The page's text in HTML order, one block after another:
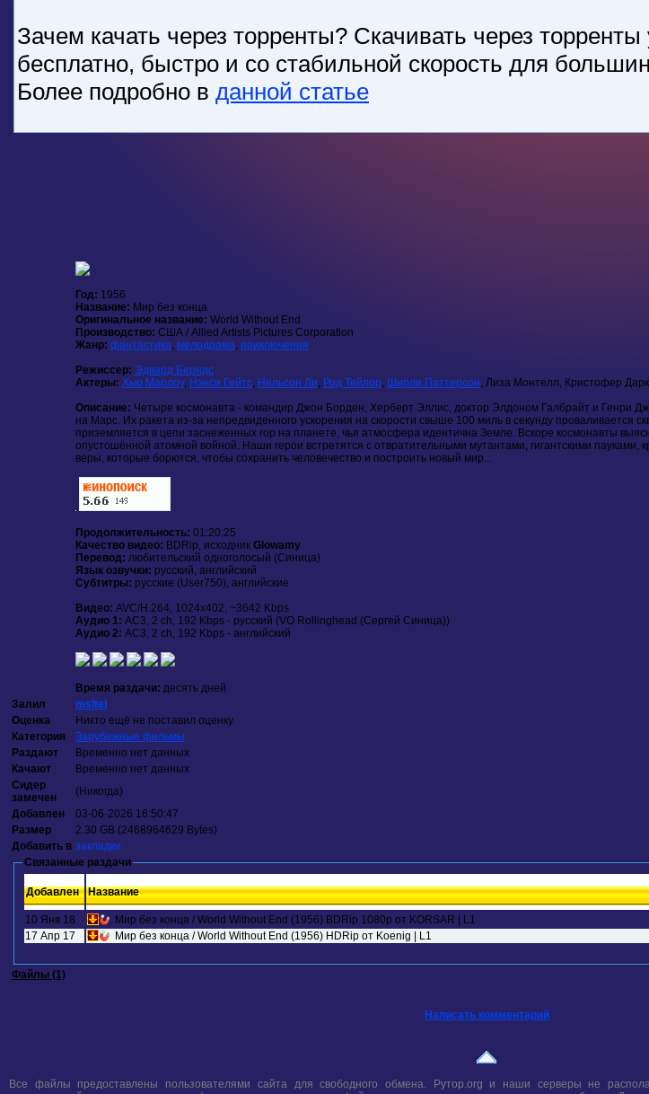
Зачем качать через торренты? Скачивать через торренты
бесплатно, быстро и со стабильной скорость для
Более подробно в данной статье
Год: 1956
Название: Мир без конца
Оригинальное название: World Without End
Производство: США / Allied Artists Pictures Corporation
Жанр: фантастика, мелодрама, приключения
Режиссер: Эдвард Берндс
Актеры: Хью Марлоу, Нэнси Гейтс, Нельсон Ли, Род Тейлор, Ширли Паттерсон, Лиза Монтелл, Кристофер
Описание: Четыре космонавта - командир Джон Борден, Херберт Эллис, доктор Элдоном Галбрайт и Генри
на Марс. Их ракета из-за непредвиденного ускорения на скорости свыше 100 миль в секунду проваливается
приземляется в цепи заснеженных гор на планете, чья атмосфера идентична Земле. Вскоре космонавты
опустошённой атомной войной. Наши герои встретятся с отвратительными мутантами, гигантскими пауками,
веры, которые борются, чтобы сохранить человечество и построить новый мир...
Продолжительность: 01:20:25
Качество видео: BDRip, исходник Glowamy
Перевод: любительский одноголосый (Синица)
Язык озвучки: русский, английский
Субтитры: русские (User750), английские
Видео: AVC/H.264, 1024x402, ~3642 Kbps
Аудио 1: AC3, 2 ch, 192 Kbps - русский (VO Rollinghead (Сергей Синица))
Аудио 2: AC3, 2 ch, 192 Kbps - английский
Время раздачи: десять дней
Залил
msltel
Оценка
Никто ещё не поставил оценку
Категория
Зарубежные фильмы
Раздают
Временно нет данных
Качают
Временно нет данных
Сидер
замечен
(Никогда)
Добавлен
03-06-2026 16:50:47
Размер
2.30 GB (2468964629 Bytes)
Добавить в закладки
Связанные раздачи
Добавлен Название
10 Янв 18 Мир без конца / World Without End (1956) BDRip 1080p от KORSAR | L1
17 Апр 17
Мир без конца / World Without End (1956) HDRip от Koenig | L1
Файлы (1)
Написать комментарий
Все файлы предоставлены пользователями сайта для свободного обмена. Рутор.org и наши серверы не